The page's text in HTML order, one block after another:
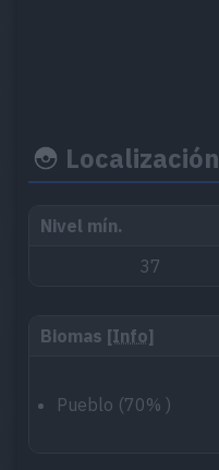
Localización
Nivel mín.
37
Biomas [Info]
Pueblo (70% )